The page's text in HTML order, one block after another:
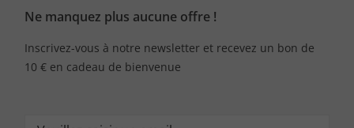
Ne manquez plus aucune offre !
Inscrivez-vous à notre newsletter et recevez un bon de
10 € en cadeau de bienvenue